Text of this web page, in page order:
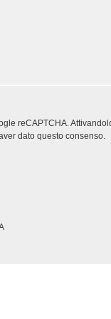
reCAPTCHA.
dato questo consenso.